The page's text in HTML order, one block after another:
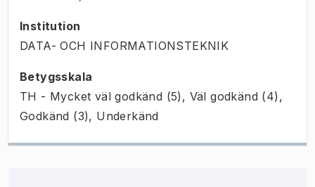
Institution
DATA- OCH INFORMATIONSTEKNIK
Betygsskala
TH - Mycket väl godkänd (5), Väl godkänd (4),
Godkänd (3), Underkänd